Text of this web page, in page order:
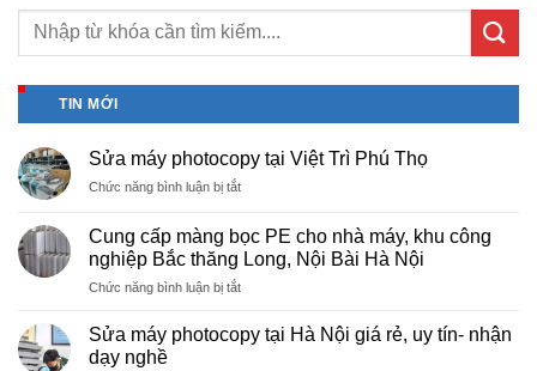
TIN MỚI
Sửa máy photocopy tại Việt Trì Phú Thọ
Chức năng bình luận bị tắtở
photocopy
tại
Việt
Phú
Thọ
Cung cấp màng bọc PE cho nhà máy, khu công
nghiệp Bắc thăng Long, Nội Bài Hà Nội
Chức năng bình luận bị tắtở
màng
Sửa máy photocopy tại Hà Nội giá rẻ, uy tín- nhận
dạy nghề